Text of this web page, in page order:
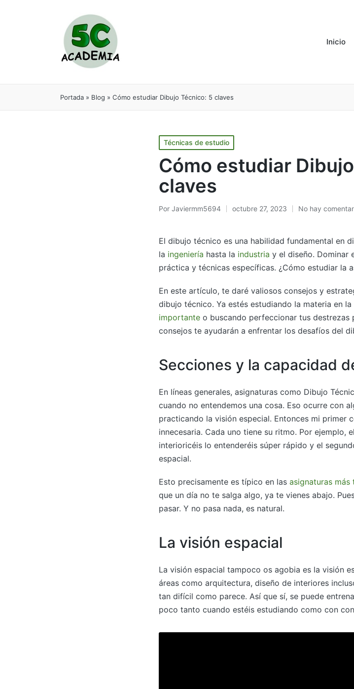
Inicio
Portada » Blog » Cómo estudiar Dibujo Técnico: 5 claves
Técnicas de estudio
Cómo estudiar
claves
Por Javiermm5694 octubre 27, 2023 No hay
El dibujo técnico es una habilidad fundamental en
la ingeniería hasta la industria y el diseño. Dominar
práctica y técnicas específicas. ¿Cómo estudiar la
En este artículo, te daré valiosos consejos y
dibujo técnico. Ya estés estudiando la materia en la
importante o buscando perfeccionar tus
consejos te ayudarán a enfrentar los desafíos del
Secciones y la capacidad
En líneas generales, asignaturas como Dibujo
cuando no entendemos una cosa. Eso ocurre con
practicando la visión especial. Entonces mi primer
innecesaria. Cada uno tiene su ritmo. Por ejemplo,
interioricéis lo entenderéis súper rápido y el
espacial.
Esto precisamente es típico en las asignaturas
que un día no te salga algo, ya te vienes abajo.
pasar. Y no pasa nada, es natural.
La visión espacial
La visión espacial tampoco os agobia es la visión
áreas como arquitectura, diseño de interiores
tan difícil como parece. Así que sí, se puede
poco tanto cuando estéis estudiando como con